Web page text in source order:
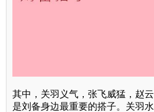
其中，关羽义气，张飞威猛，赵
是刘备身边最重要的搭子。关羽